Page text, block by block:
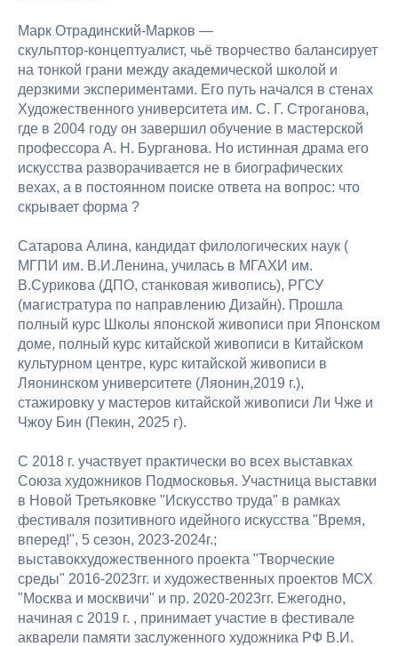
Марк Отрадинский‑Марков —
скульптор‑концептуалист, чьё творчество балансирует
на тонкой грани между академической школой и
дерзкими экспериментами. Его путь начался в стенах
Художественного университета им. С. Г. Строганова,
где в 2004 году он завершил обучение в мастерской
профессора А. Н. Бурганова. Но истинная драма его
искусства разворачивается не в биографических
вехах, а в постоянном поиске ответа на вопрос: что
скрывает форма ?
Сатарова Алина, кандидат филологических наук (
МГПИ им. В.И.Ленина, училась в МГАХИ им.
В.Сурикова (ДПО, станковая живопись), РГСУ
(магистратура по направлению Дизайн). Прошла
полный курс Школы японской живописи при Японском
доме, полный курс китайской живописи в Китайском
культурном центре, курс китайской живописи в
Ляонинском университете (Ляонин,2019 г.),
стажировку у мастеров китайской живописи Ли Чже и
Чжоу Бин (Пекин, 2025 г).
С 2018 г. участвует практически во всех выставках
Союза художников Подмосковья. Участница выставки
в Новой Третьяковке "Искусство труда" в рамках
фестиваля позитивного идейного искусства "Время,
вперед!", 5 сезон, 2023-2024г.;
выставокхудожественного проекта "Творческие
среды" 2016-2023гг. и художественных проектов МСХ
"Москва и москвичи" и пр. 2020-2023гг. Ежегодно,
начиная с 2019 г. , принимает участие в фестивале
акварели памяти заслуженного художника РФ В.И.